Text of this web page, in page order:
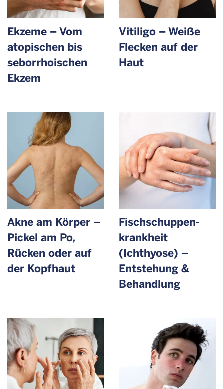
Ekzeme – Vom
atopischen bis
sebor­rhoischen
Ekzem
Vitiligo – Weiße
Flecken auf der
Haut
Akne am Körper –
Pickel am Po,
Rücken oder auf
der Kopfhaut
Fischschuppen­
krankheit
(Ichthyose) –
Entstehung &
Behandlung